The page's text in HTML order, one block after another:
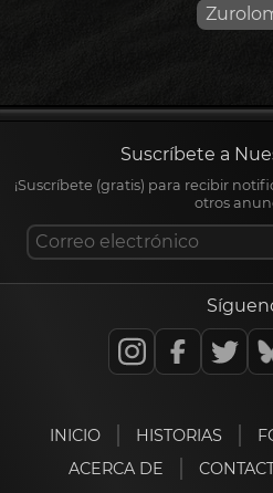
Suscríbete a
¡Suscríbete (gratis) para recibir
otros
INICIO HISTORIAS
ACERCA DE